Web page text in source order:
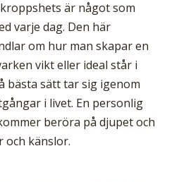
är något som
varje dag. Den här
om hur man skapar en
vikt eller ideal står i
bästa sätt tar sig igenom
i livet. En personlig
beröra på djupet och
och känslor.